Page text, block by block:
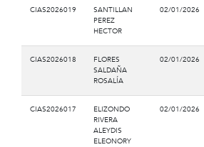
CIAS2026019
SANTILLAN
PEREZ
HECTOR
02/01/2026
CIAS2026018
FLORES
SALDAÑA
ROSALÍA
02/01/2026
CIAS2026017
ELIZONDO
RIVERA
ALEYDIS
ELEONORY
02/01/2026